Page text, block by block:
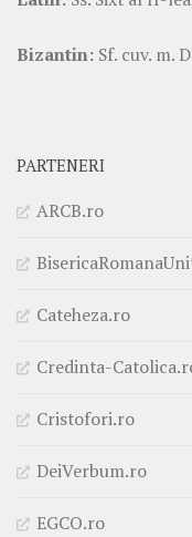
Bizantin: Sf. cuv. m.
PARTENERI
ARCB.ro
Cateheza.ro
Credinta-
Cristofori.ro
DeiVerbum.ro
EGCO.ro